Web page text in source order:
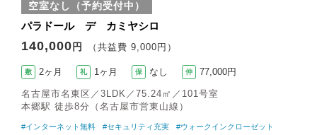
空室なし（予約受付中）
パラドール デ カミヤシロ
140,000 円 （共益費 9,000円）
敷 2ヶ月 礼 1ヶ月 保 なし 仲 77,000円
名古屋市名東区／3LDK／75.24㎡／101号室
本郷駅 徒歩8分（名古屋市営東山線）
#インターネット無料 #セキュリティ充実 #ウォークインクローゼット